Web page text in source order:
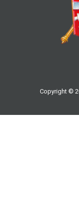
Copyright ©